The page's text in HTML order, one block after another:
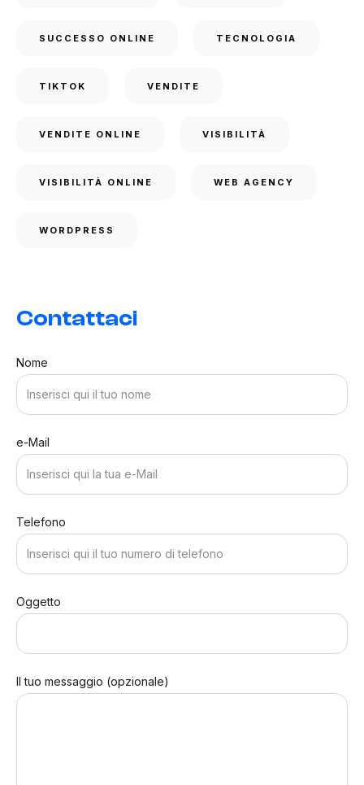
SUCCESSO ONLINE TECNOLOGIA
TIKTOK VENDITE
VENDITE ONLINE VISIBILITÀ
VISIBILITÀ ONLINE WEB AGENCY
WORDPRESS
Contattaci
Nome
e-Mail
Telefono
Oggetto
Il tuo messaggio (opzionale)